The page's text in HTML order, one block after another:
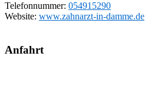
Telefonnummer: 054915290
Website: www.zahnarzt-in-damme.de
Anfahrt